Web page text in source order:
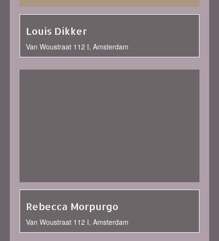
Louis Dikker
Van Woustraat 112 I, Amsterdam
Rebecca Morpurgo
Van Woustraat 112 I, Amsterdam